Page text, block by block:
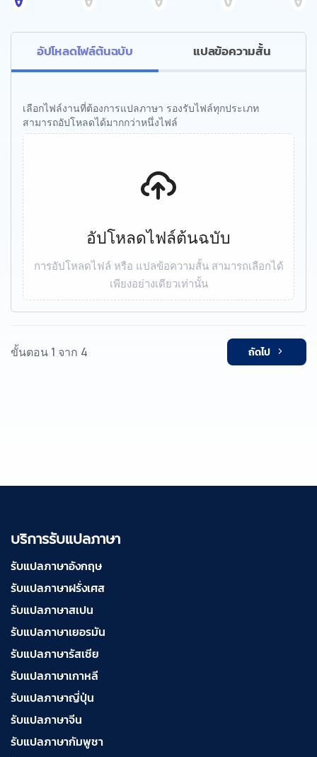
อัปโหลดไฟล์ต้นฉบับ แปลข้อความสั้น
เลือกไฟล์งานที่ต้องการแปลภาษา รองรับไฟล์ทุกประเภท
สามารถอัปโหลดได้มากกว่าหนึ่งไฟล์
อัปโหลดไฟล์ต้นฉบับ
การอัปโหลดไฟล์ หรือ แปลข้อความสั้น สามารถเลือกได้
เพียงอย่างเดียวเท่านั้น
ขั้นตอน 1 จาก 4 ถัดไป
บริการรับแปลภาษา
รับแปลภาษาอังกฤษ
รับแปลภาษาฝรั่งเศส
รับแปลภาษาสเปน
รับแปลภาษาเยอรมัน
รับแปลภาษารัสเซีย
รับแปลภาษาเกาหลี
รับแปลภาษาญี่ปุ่น
รับแปลภาษาจีน
รับแปลภาษากัมพูชา